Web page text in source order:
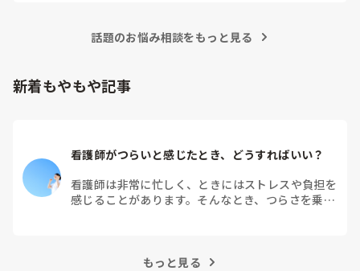
話題のお悩み相談をもっと見る
新着もやもや記事
看護師がつらいと感じたとき、どうすればいい？
看護師は非常に忙しく、ときにはストレスや負担を
感じることがあります。そんなとき、つらさを乗り
もっと見る